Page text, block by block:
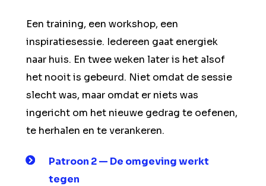
Een training, een workshop, een
inspiratiesessie. Iedereen gaat energiek
naar huis. En twee weken later is het alsof
het nooit is gebeurd. Niet omdat de sessie
slecht was, maar omdat er niets was
ingericht om het nieuwe gedrag te oefenen,
te herhalen en te verankeren.
Patroon 2 — De omgeving werkt
tegen